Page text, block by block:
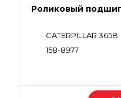
Роликовый
CATERPILLAR 365B
158-8977